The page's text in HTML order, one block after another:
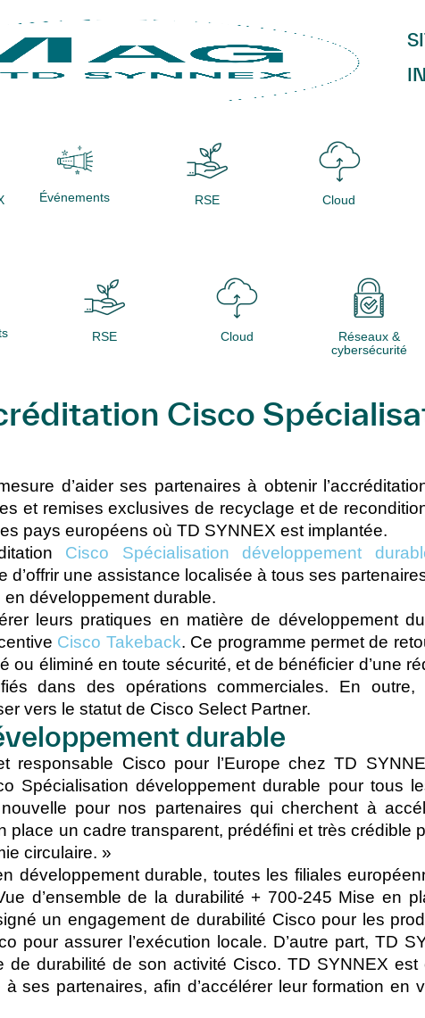
Événements RSE Cloud
RSE Cloud
Réseaux &
cybersécurité
Cisco
d’aider ses partenaires à obtenir
et remises exclusives de recyclage et de
pays européens où TD SYNNEX est implantée.
Cisco Spécialisation développement
une assistance localisée à tous ses
en développement durable.
leurs pratiques en matière de développement
Cisco Takeback. Ce programme permet de
ou éliminé en toute sécurité, et de bénéficier d’une
dans des opérations commerciales. En outre,
vers le statut de Cisco Select Partner.
durable
responsable Cisco pour l’Europe chez TD
Spécialisation développement durable pour tous
pour nos partenaires qui cherchent à
place un cadre transparent, prédéfini et très crédible
circulaire. »
développement durable, toutes les filiales
d’ensemble de la durabilité + 700-245 Mise en
un engagement de durabilité Cisco pour les
pour assurer l’exécution locale. D’autre part, TD
de durabilité de son activité Cisco. TD SYNNEX
ses partenaires, afin d’accélérer leur formation en